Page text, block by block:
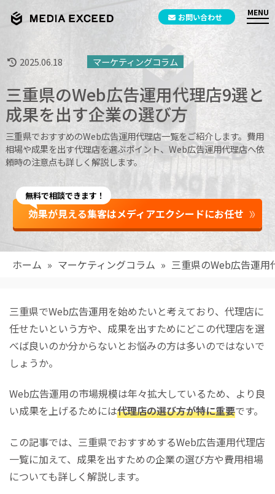
お問い合わせ
2025.06.18 マーケティングコラム
三重県のWeb広告運用代理店9選と
成果を出す企業の選び方
三重県でおすすめのWeb広告運用代理店一覧をご紹介します。費用
相場や成果を出す代理店を選ぶポイント、Web広告運用代理店へ依
頼時の注意点も詳しく解説します。
無料で相談できます！
効果が見える集客はメディアエクシードにお任せ
ホーム » マーケティングコラム » 三重県のWeb広告運
三重県でWeb広告運用を始めたいと考えており、代理店に
任せたいという方や、成果を出すためにどこの代理店を選
べば良いのか分からないとお悩みの方は多いのではないで
しょうか。
Web広告運用の市場規模は年々拡大しているため、より良
い成果を上げるためには代理店の選び方が特に重要です。
この記事では、三重県でおすすめするWeb広告運用代理店
一覧に加えて、成果を出すための企業の選び方や費用相場
についても詳しく解説します。